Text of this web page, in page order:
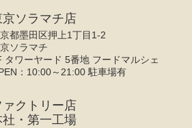
京ソラマチ店
都墨田区押上1丁目1-2
ソラマチ
タワーヤード 5番地 フードマルシェ
：10:00～21:00 駐車場有
ァクトリー店
社・第一工場